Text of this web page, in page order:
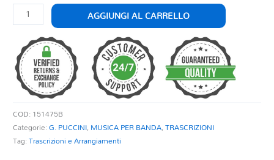
MADAMA
BUTTERFLY
SELEZIONE
quantità
AGGIUNGI AL CARRELLO
COD: 151475B
Categorie:G. PUCCINI, MUSICA PER BANDA,TRASCRIZIONI
Tag:Trascrizioni e Arrangiamenti